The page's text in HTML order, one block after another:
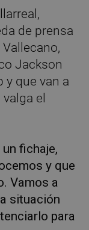
de prensa
Jackson
y que van a
el
fichaje,
y que
Vamos a
situación
para